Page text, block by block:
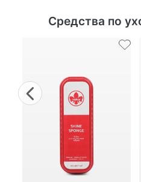
Средства по
Previous